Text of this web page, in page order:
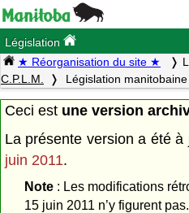
Législation
★ Réorganisation du site ★
C.P.L.M.
Législation manitobaine
Ceci est une version
La présente version a été à
juin 2011.
Note: Les modifications
15 juin 2011 n’y figurent pas.